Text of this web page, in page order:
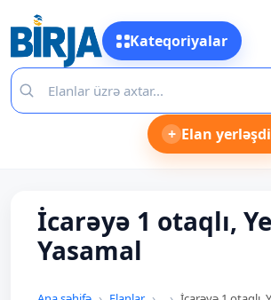
Kateqoriyalar
+ Elan
İcarəyə 1 otaqlı,
Yasamal